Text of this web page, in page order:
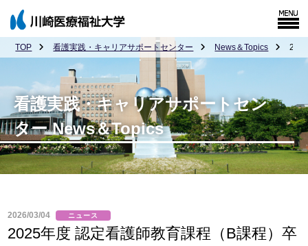
TOP 看護実践・キャリアサポートセンター News＆Topics
看護実践・キャリアサポートセン
ター News＆Topics
2026/03/04 ニュース
2025年度 認定看護師教育課程（B課程）卒